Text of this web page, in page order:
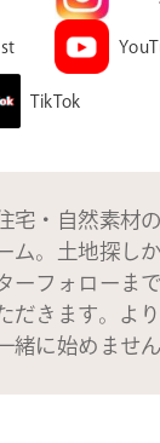
TikTok
宅・自然素材
ム。土地探し
ーフォローま
だきます。よ
緒に始めませ